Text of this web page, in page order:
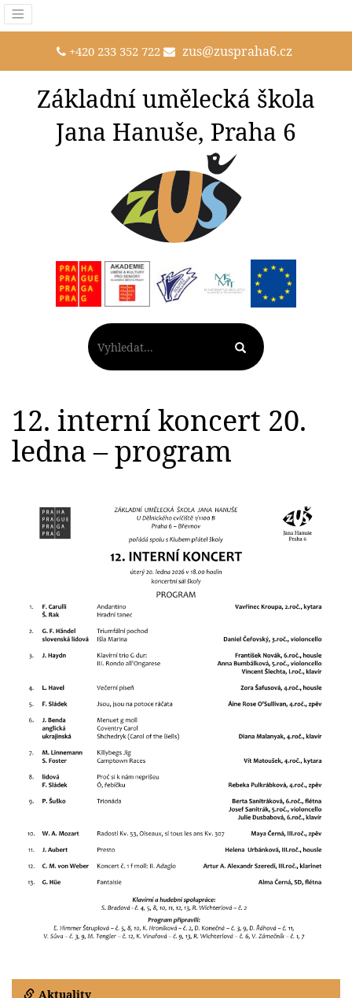
+420 233 352 722 zus@zuspraha6.cz
Základní umělecká škola
Jana Hanuše, Praha 6
Aktuality
12. interní koncert 20.
ledna – program